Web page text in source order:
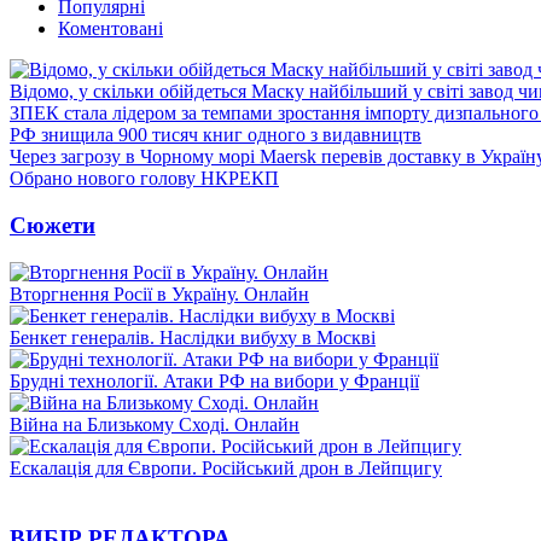
Популярні
Коментовані
Відомо, у скільки обійдеться Маску найбільший у світі завод
ЗПЕК стала лідером за темпами зростання імпорту
РФ знищила 900 тисяч книг одного з видавництв
Через загрозу в Чорному морі Maersk перевів доставку в
Обрано нового голову НКРЕКП
Сюжети
Вторгнення Росії в Україну. Онлайн
Бенкет генералів. Наслідки вибуху в Москві
Брудні технології. Атаки РФ на вибори у Франції
Війна на Близькому Сході. Онлайн
Ескалація для Європи. Російський дрон в Лейпцигу